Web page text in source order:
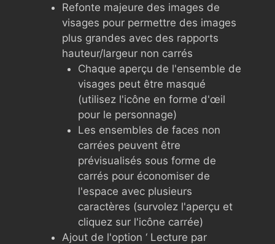
Refonte majeure des images de
visages pour permettre des images
plus grandes avec des rapports
hauteur/largeur non carrés
Chaque aperçu de l'ensemble de
visages peut être masqué
(utilisez l'icône en forme d'œil
pour le personnage)
Les ensembles de faces non
carrées peuvent être
prévisualisés sous forme de
carrés pour économiser de
l'espace avec plusieurs
caractères (survolez l'aperçu et
cliquez sur l'icône carrée)
Ajout de l'option ‘ Lecture par